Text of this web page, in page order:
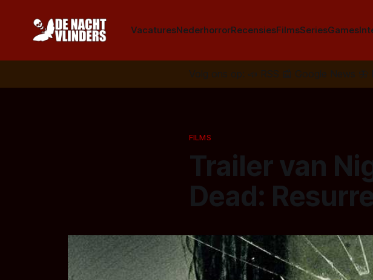
VacaturesNederhorrorRecensiesFilmsSeriesGames
Volg ons op: 📣 RSS 📰 Google News 🦋
FILMS
Trailer van
Dead: